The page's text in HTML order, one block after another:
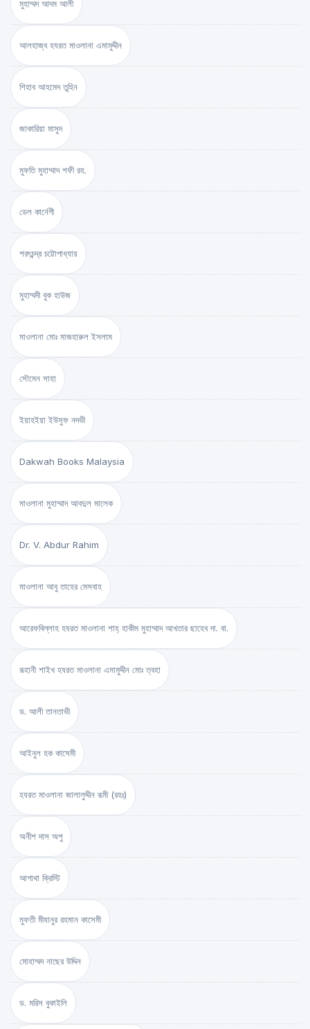
মুহাম্মদ আদম আলী
আলহাজ্ব হযরত মাওলানা এমামুদ্দীন
শিহাব আহমেদ তুহিন
জাকারিয়া মাসুদ
মুফতি মুহাম্মাদ শফী রহ.
ডেল কার্নেগী
শরৎচন্দ্র চট্টোপাধ্যায়
মুহাম্মদী বুক হাউজ
মাওলানা মোঃ মাজহারুল ইসলাম
সৌমেন সাহা
ইয়াহইয়া ইউসুফ নদভী
Dakwah Books Malaysia
মাওলানা মুহাম্মাদ আবদুল মালেক
Dr. V. Abdur Rahim
মাওলানা আবু তাহের মেসবাহ
আরেফবিল্লাহ হযরত মাওলানা শাহ্ হাকীম মুহাম্মাদ আখতার ছাহেব দা. বা.
রূহানী শাইখ হযরত মাওলানা এমামুদ্দীন মোঃ ত্বহা
ড. আলী তানতাভী
আইনুল হক কাসেমী
হযরত মাওলানা জালালুদ্দীন রূমী (রহঃ)
অনীশ দাস অপু
আগাথা ক্রিস্টি
মুফতী মীযানুর রহমান কাসেমী
মোহাম্মদ নাছের উদ্দিন
ড. মরিস বুকাইলি